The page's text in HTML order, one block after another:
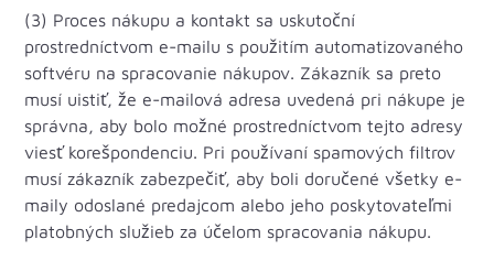
(3) Proces nákupu a kontakt sa uskutoční
prostredníctvom e-mailu s použitím automatizovaného
softvéru na spracovanie nákupov. Zákazník sa preto
musí uistiť, že e-mailová adresa uvedená pri nákupe je
správna, aby bolo možné prostredníctvom tejto adresy
viesť korešpondenciu. Pri používaní spamových filtrov
musí zákazník zabezpečiť, aby boli doručené všetky e-
maily odoslané predajcom alebo jeho poskytovateľmi
platobných služieb za účelom spracovania nákupu.